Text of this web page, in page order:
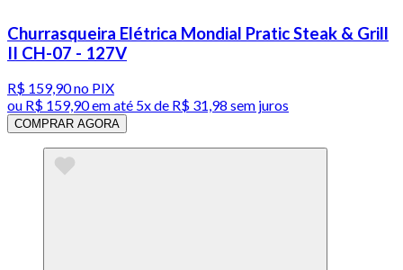
Churrasqueira Elétrica Mondial Pratic Steak & Grill
II CH-07 - 127V
R$ 159,90no PIX
ou R$ 159,90em até 5x de R$ 31,98 sem juros
COMPRAR AGORA